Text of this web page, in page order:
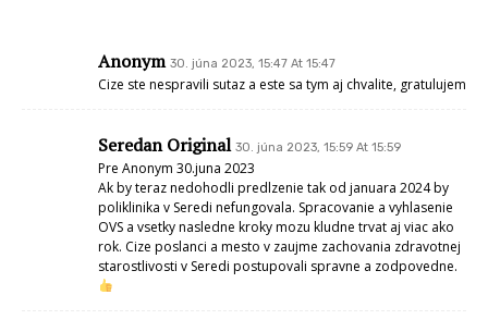
Anonym 30. júna 2023, 15:47 At 15:47
Cize ste nespravili sutaz a este sa tym aj chvalite, gratulujem
Seredan Original 30. júna 2023, 15:59 At 15:59
Pre Anonym 30.juna 2023
Ak by teraz nedohodli predlzenie tak od januara 2024 by
poliklinika v Seredi nefungovala. Spracovanie a vyhlasenie
OVS a vsetky nasledne kroky mozu kludne trvat aj viac ako
rok. Cize poslanci a mesto v zaujme zachovania zdravotnej
starostlivosti v Seredi postupovali spravne a zodpovedne.